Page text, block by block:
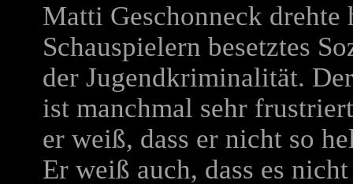
Matti Geschonneck
Schauspielern besetztes
der Jugendkriminalität.
ist manchmal sehr
er weiß, dass er nicht so
Er weiß auch, dass es